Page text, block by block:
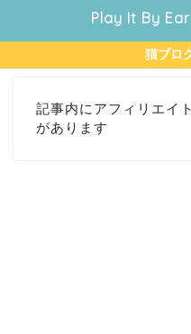
Play It By
猫ブロ
記事内にアフィリエイ
があります